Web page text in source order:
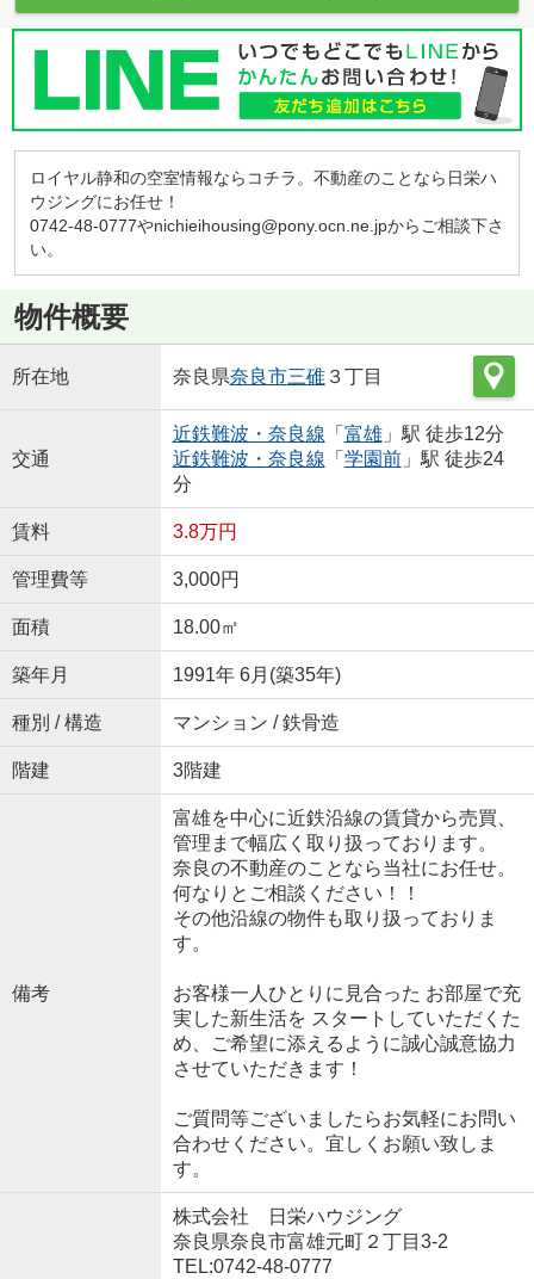
ロイヤル静和の空室情報ならコチラ。不動産のことなら日栄ハ
ウジングにお任せ！
0742-48-0777やnichieihousing@pony.ocn.ne.jpからご相談下さ
い。
物件概要
所在地 奈良県奈良市三碓３丁目
交通
近鉄難波・奈良線 「 富雄」駅 徒歩12分
近鉄難波・奈良線 「 学園前」駅 徒歩24
分
賃料 3.8万円
管理費等 3,000円
面積 18.00㎡
築年月 1991年 6月(築35年)
種別 / 構造 マンション / 鉄骨造
階建 3階建
備考
富雄を中心に近鉄沿線の賃貸から売買、
管理まで幅広く取り扱っております。
奈良の不動産のことなら当社にお任せ。
何なりとご相談ください！！
その他沿線の物件も取り扱っておりま
す。
お客様一人ひとりに見合った お部屋で充
実した新生活を スタートしていただくた
め、ご希望に添えるように誠心誠意協力
させていただきます！
ご質問等ございましたらお気軽にお問い
合わせください。宜しくお願い致しま
す。
株式会社 日栄ハウジング
奈良県奈良市富雄元町２丁目3-2
TEL:0742-48-0777